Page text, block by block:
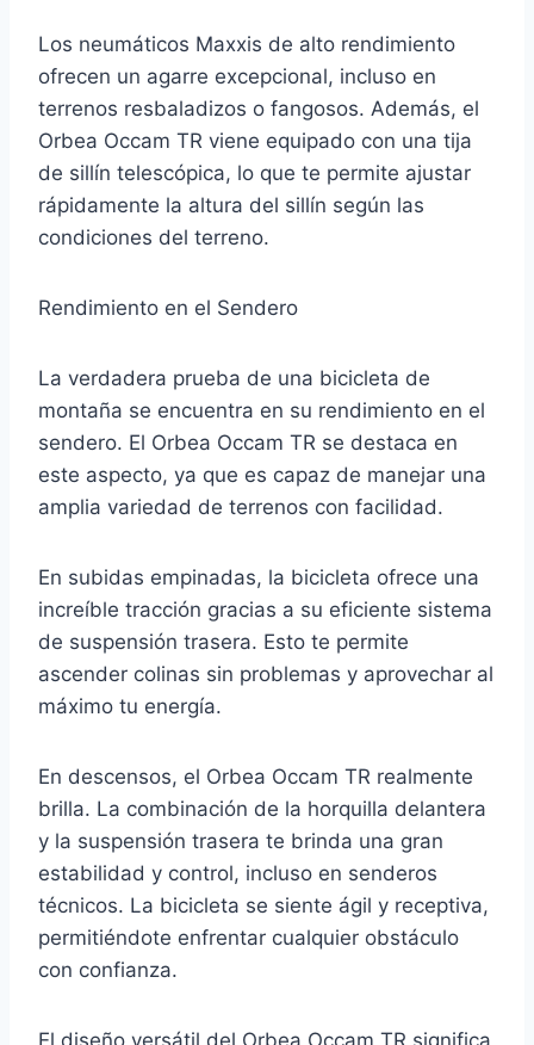
Los neumáticos Maxxis de alto rendimiento
ofrecen un agarre excepcional, incluso en
terrenos resbaladizos o fangosos. Además, el
Orbea Occam TR viene equipado con una tija
de sillín telescópica, lo que te permite ajustar
rápidamente la altura del sillín según las
condiciones del terreno.
Rendimiento en el Sendero
La verdadera prueba de una bicicleta de
montaña se encuentra en su rendimiento en el
sendero. El Orbea Occam TR se destaca en
este aspecto, ya que es capaz de manejar una
amplia variedad de terrenos con facilidad.
En subidas empinadas, la bicicleta ofrece una
increíble tracción gracias a su eficiente sistema
de suspensión trasera. Esto te permite
ascender colinas sin problemas y aprovechar al
máximo tu energía.
En descensos, el Orbea Occam TR realmente
brilla. La combinación de la horquilla delantera
y la suspensión trasera te brinda una gran
estabilidad y control, incluso en senderos
técnicos. La bicicleta se siente ágil y receptiva,
permitiéndote enfrentar cualquier obstáculo
con confianza.
El diseño versátil del Orbea Occam TR significa